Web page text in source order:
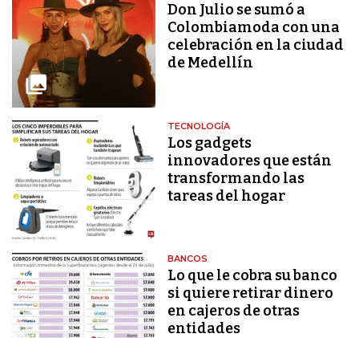
Don Julio se sumó a
Colombiamoda con una
celebración en la ciudad
de Medellín
TECNOLOGÍA
Los gadgets
innovadores que están
transformando las
tareas del hogar
BANCOS
Lo que le cobra su banco
si quiere retirar dinero
en cajeros de otras
entidades